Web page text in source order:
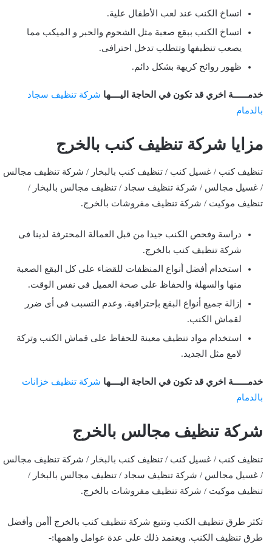
اتساخ الكنب عند لعب الأطفال علية.
اتساخ الكنب ببقع صعبة مثل الشحوم والحبر و الميكب مما
يصعب تنظيفها وتتطلب تدخل احترافى.
ظهور روائح كريهة بشكل دائم.
خدمــــــة اخري قد تكون في الحاجة اليــــها شركة تنظيف سجاد
بالدمام
مزايا شركة تنظيف كنب بالخرج
تنظيف كنب / غسيل كنب / تنظيف كنب بالبخار / شركة تنظيف مجالس
/ غسيل مجالس / شركة تنظيف سجاد / تنظيف مجالس بالبخار /
تنظيف موكيت / شركة تنظيف مفروشات بالخرج.
دراسة وفحص الكنب جيدا من قبل العمالة المحترفة لدينا فى
شركة تنظيف كنب بالخرج.
استخدام أفضل أنواع المنظفات للقضاء على كل البقع الصعبة
منها والسهلة والحفاظ على صحة العميل فى نفس الوقت.
إزالة جميع أنواع البقع بإحترافية. وعدم التسبب فى أى ضرر
لقماش الكنب.
استخدام مواد تنظيف معينة للحفاظ على قماش الكنب وتركة
لامع مثل الجديد.
خدمــــــة اخري قد تكون في الحاجة اليــــها شركة تنظيف خزانات
بالدمام
شركة تنظيف مجالس بالخرج
تنظيف كنب / غسيل كنب / تنظيف كنب بالبخار / شركة تنظيف مجالس
/ غسيل مجالس / شركة تنظيف سجاد / تنظيف مجالس بالبخار /
تنظيف موكيت / شركة تنظيف مفروشات بالخرج.
تكثر طرق تنظيف الكنب وتتبع شركة تنظيف كنب بالخرج أأمن وأفضل
طرق تنظيف الكنب. ويعتمد ذلك على عدة عوامل واهمها:-